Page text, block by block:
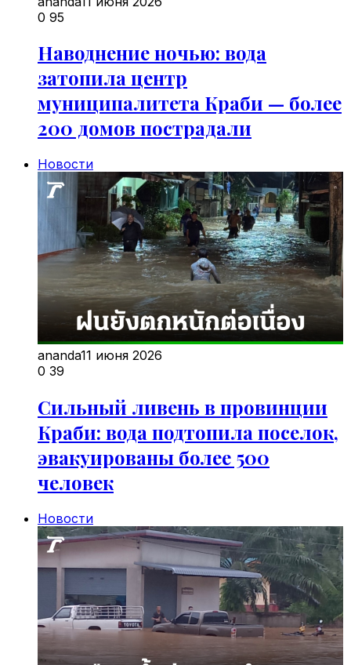
0 95
Наводнение ночью: вода
затопила центр
муниципалитета Краби — более
200 домов пострадали
Новости
ananda11 июня 2026
0 39
Сильный ливень в провинции
Краби: вода подтопила поселок,
эвакуированы более 500
человек
Новости